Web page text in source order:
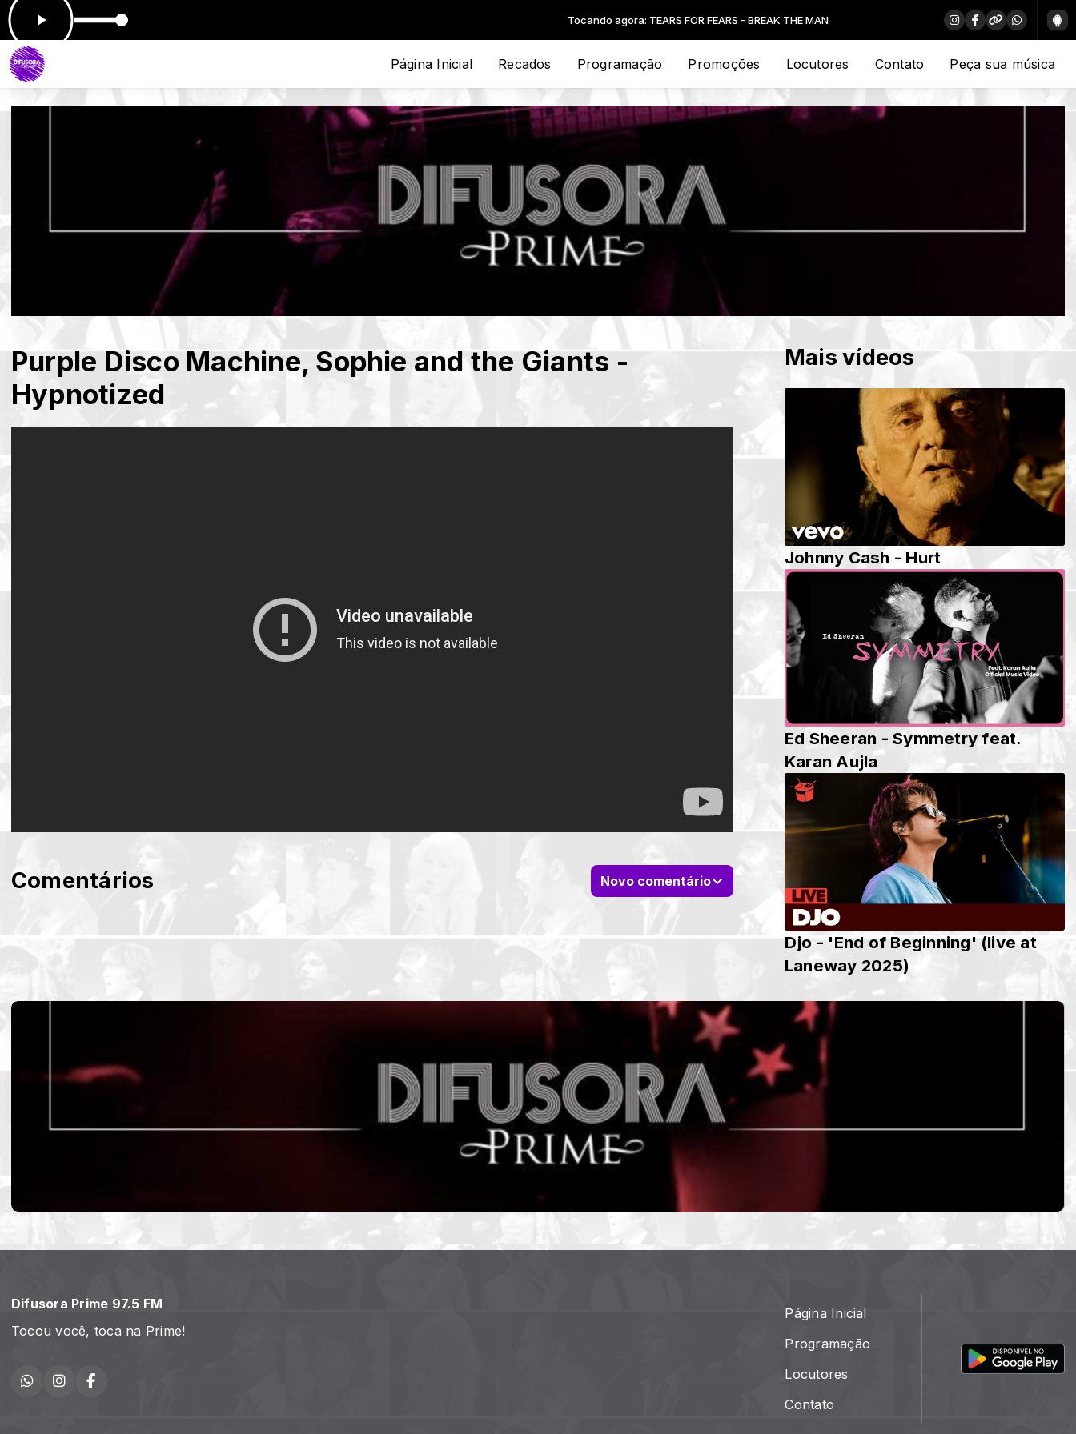
Tocando agora: TEARS FOR FEARS - BREAK THE MAN
Página Inicial Recados Programação Promoções Locutores Contato Peça sua música
Purple Disco Machine, Sophie and the Giants -
Hypnotized
Mais vídeos
Johnny Cash - Hurt
Ed Sheeran - Symmetry feat.
Karan Aujla
Djo - 'End of Beginning' (live at
Laneway 2025)
Comentários Novo comentário
Difusora Prime 97.5 FM
Tocou você, toca na Prime!
Página Inicial
Programação
Locutores
Contato